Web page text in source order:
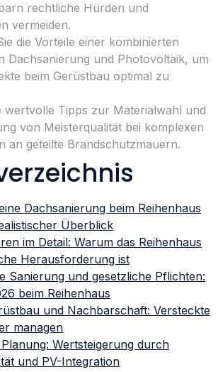
rechtliche Hürden und
vermeiden.
die Vorteile einer kombinierten
Dachsanierung und Photovoltaik, um
beim Gerüstbau optimal zu
wertvolle Tipps zur Materialwahl und
von Meisterqualität bei komplexen
an geteilte Brandschutzmauern.
Dachsanierung beim Reihenhaus
Überblick
im Detail: Warum das Reihenhaus
Herausforderung ist
Sanierung und gesetzliche Pflichten:
beim Reihenhaus
und Nachbarschaft: Versteckte
managen
Wertsteigerung durch
und PV-Integration